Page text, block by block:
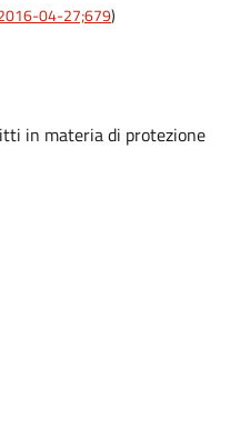
04-27;679)
in materia di protezione